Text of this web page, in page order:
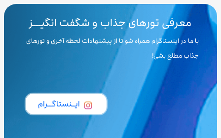
معرفی تورهای جذاب و شگفت انگیـــز
با ما در اینستاگرام همراه شو تا از پیشنهادات لحظه آخری و تورهای
جذاب مطلع بشی!
ایــنستاگـــرام